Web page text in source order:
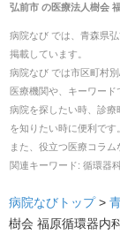
弘前市の医療法人樹会
病院なび では、 青森県
掲載しています。
病院なび では市区町村
医療機関や、キーワード
病院を探したい時、診
を知りたい時に便利です。
また、役立つ医療コラム
関連キーワード: 循環器
病院なびトップ >
樹会 福原循環器内